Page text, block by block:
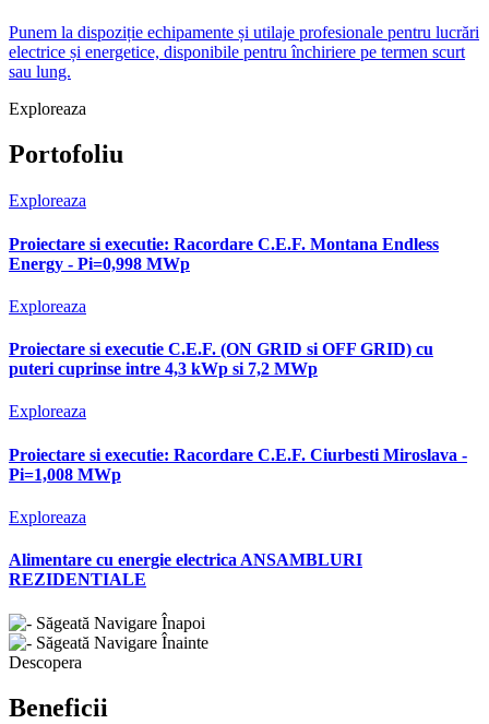
Punem la dispoziție echipamente și utilaje profesionale pentru lucrări
electrice și energetice, disponibile pentru închiriere pe termen scurt
sau lung.
Exploreaza
Portofoliu
Exploreaza
Proiectare si executie: Racordare C.E.F. Montana Endless
Energy - Pi=0,998 MWp
Exploreaza
Proiectare si executie C.E.F. (ON GRID si OFF GRID) cu
puteri cuprinse intre 4,3 kWp si 7,2 MWp
Exploreaza
Proiectare si executie: Racordare C.E.F. Ciurbesti Miroslava -
Pi=1,008 MWp
Exploreaza
Alimentare cu energie electrica ANSAMBLURI
REZIDENTIALE
Descopera
Beneficii